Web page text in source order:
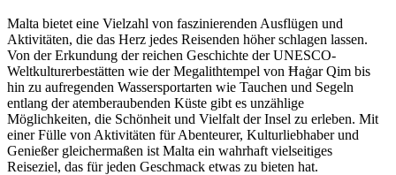
Malta bietet eine Vielzahl von faszinierenden Ausflügen und
Aktivitäten, die das Herz jedes Reisenden höher schlagen lassen.
Von der Erkundung der reichen Geschichte der UNESCO-
Weltkulturerbestätten wie der Megalithtempel von Ħaġar Qim bis
hin zu aufregenden Wassersportarten wie Tauchen und Segeln
entlang der atemberaubenden Küste gibt es unzählige
Möglichkeiten, die Schönheit und Vielfalt der Insel zu erleben. Mit
einer Fülle von Aktivitäten für Abenteurer, Kulturliebhaber und
Genießer gleichermaßen ist Malta ein wahrhaft vielseitiges
Reiseziel, das für jeden Geschmack etwas zu bieten hat.